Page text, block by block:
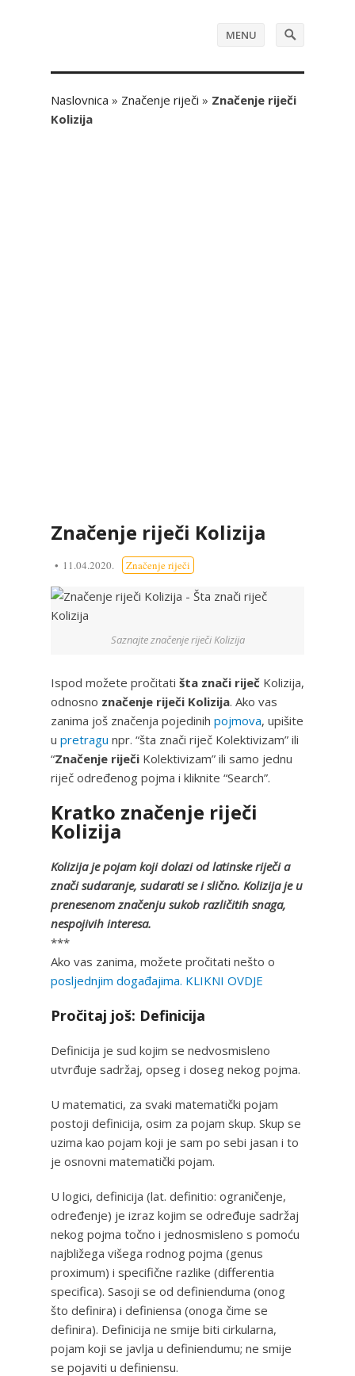
MENU
Naslovnica » Značenje riječi » Značenje riječi
Kolizija
Značenje riječi Kolizija
11.04.2020. Značenje riječi
Saznajte značenje riječi Kolizija
Ispod možete pročitati šta znači riječ Kolizija,
odnosno značenje riječi Kolizija. Ako vas
zanima još značenja pojedinih pojmova, upišite
u pretragu npr. “šta znači riječ Kolektivizam” ili
“Značenje riječi Kolektivizam” ili samo jednu
riječ određenog pojma i kliknite “Search”.
Kratko značenje riječi
Kolizija
Kolizija je pojam koji dolazi od latinske riječi a
znači sudaranje, sudarati se i slično. Kolizija je u
prenesenom značenju sukob različitih snaga,
nespojivih interesa.
***
Ako vas zanima, možete pročitati nešto o
posljednjim događajima. KLIKNI OVDJE
Pročitaj još: Definicija
Definicija je sud kojim se nedvosmisleno
utvrđuje sadržaj, opseg i doseg nekog pojma.
U matematici, za svaki matematički pojam
postoji definicija, osim za pojam skup. Skup se
uzima kao pojam koji je sam po sebi jasan i to
je osnovni matematički pojam.
U logici, definicija (lat. definitio: ograničenje,
određenje) je izraz kojim se određuje sadržaj
nekog pojma točno i jednosmisleno s pomoću
najbližega višega rodnog pojma (genus
proximum) i specifične razlike (differentia
specifica). Sasoji se od definienduma (onog
što definira) i definiensa (onoga čime se
definira). Definicija ne smije biti cirkularna,
pojam koji se javlja u definiendumu; ne smije
se pojaviti u definiensu.